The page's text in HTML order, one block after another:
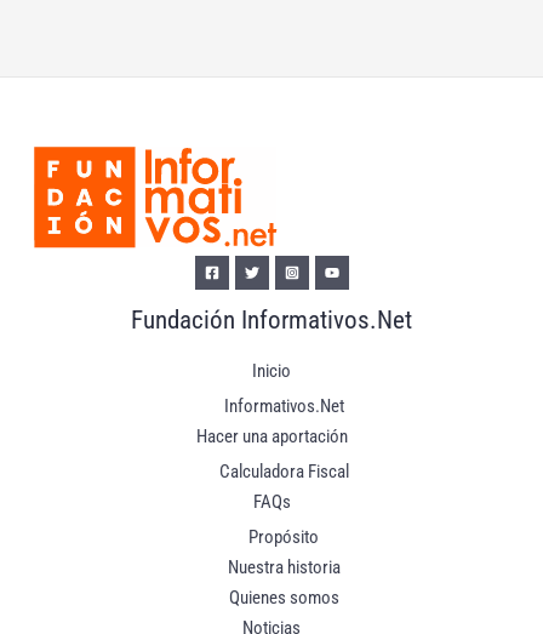
Fundación Informativos.Net
Inicio
Informativos.Net
Hacer una aportación
Calculadora Fiscal
FAQs
Propósito
Nuestra historia
Quienes somos
Noticias